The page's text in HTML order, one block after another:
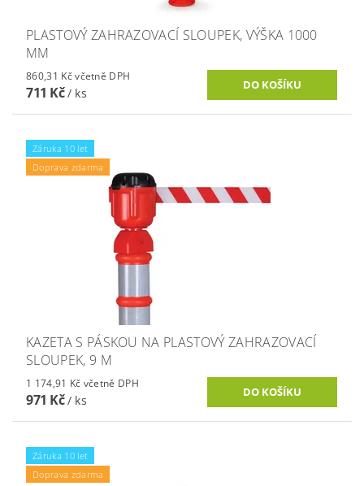
PLASTOVÝ ZAHRAZOVACÍ SLOUPEK, VÝŠKA 1000
MM
860,31 Kč včetně DPH
711 Kč/ ks
Záruka 10 let
Doprava zdarma
KAZETA S PÁSKOU NA PLASTOVÝ ZAHRAZOVACÍ
SLOUPEK, 9 M
1 174,91 Kč včetně DPH
971 Kč/ ks
Záruka 10 let
Doprava zdarma